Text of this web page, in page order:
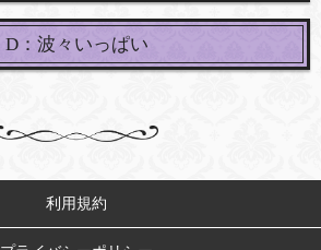
D：波々いっぱい
利用規約